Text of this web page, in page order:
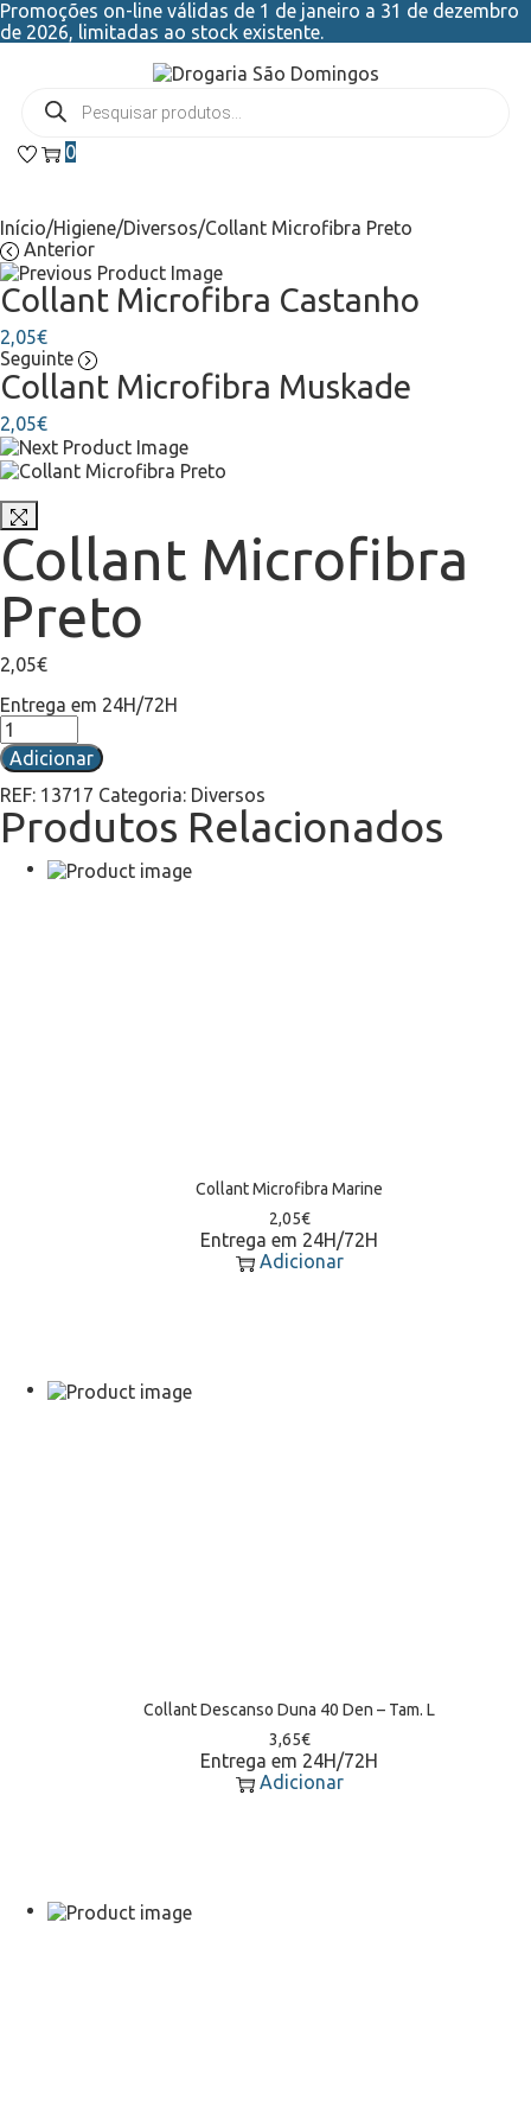
Promoções on-line válidas de 1 de janeiro a 31 de dezembro
de 2026, limitadas ao stock existente.
0
Início/Higiene/Diversos/Collant Microfibra Preto
Anterior
Collant Microfibra Castanho
2,05€
Seguinte
Collant Microfibra Muskade
2,05€
Collant Microfibra
Preto
2,05€
Entrega em 24H/72H
Adicionar
REF: 13717 Categoria: Diversos
Produtos Relacionados
Collant Microfibra Marine
2,05€
Entrega em 24H/72H
Adicionar
Collant Descanso Duna 40 Den – Tam. L
3,65€
Entrega em 24H/72H
Adicionar